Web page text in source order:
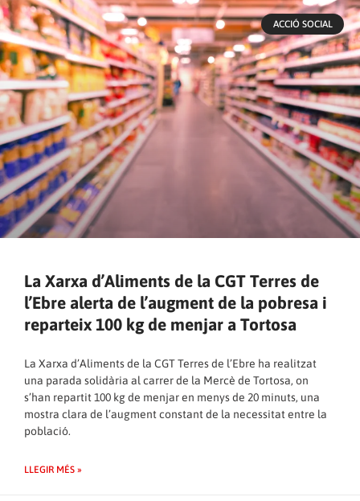
ACCIÓ SOCIAL
La Xarxa d’Aliments de la CGT Terres de
l’Ebre alerta de l’augment de la pobresa i
reparteix 100 kg de menjar a Tortosa
La Xarxa d’Aliments de la CGT Terres de l’Ebre ha realitzat
una parada solidària al carrer de la Mercè de Tortosa, on
s’han repartit 100 kg de menjar en menys de 20 minuts, una
mostra clara de l’augment constant de la necessitat entre la
població.
LLEGIR MÉS »